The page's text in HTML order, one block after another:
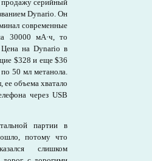
продажу серийный
Dynario. Он
современные
30000 мА·ч, то
Цена на Dynario в
$328 и еще $36
по 50 мл метанола.
ее объема хватало
через USB
партии в
потому что
слишком